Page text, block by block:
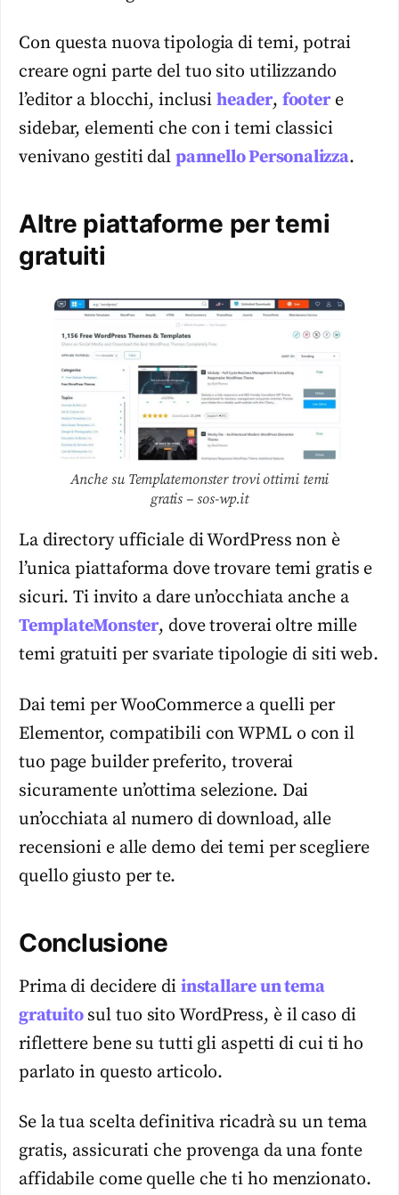
Con questa nuova tipologia di temi, potrai
creare ogni parte del tuo sito utilizzando
l’editor a blocchi, inclusiheader, footere
sidebar, elementi che con i temi classici
venivano gestiti dal pannello Personalizza.
Altre piattaforme per temi
gratuiti
Anche su Templatemonster trovi ottimi temi
gratis – sos-wp.it
La directory ufficiale di WordPress non è
l’unica piattaforma dove trovare temi gratis e
sicuri. Ti invito a dare un’occhiata anche a
TemplateMonster, dove troverai oltre mille
temi gratuiti per svariate tipologie di siti web.
Dai temi per WooCommerce a quelli per
Elementor, compatibili con WPML o con il
tuo page builder preferito, troverai
sicuramente un’ottima selezione. Dai
un’occhiata al numero di download, alle
recensioni e alle demo dei temi per scegliere
quello giusto per te.
Conclusione
Prima di decidere di installare un tema
gratuitosul tuo sito WordPress, è il caso di
riflettere bene su tutti gli aspetti di cui ti ho
parlato in questo articolo.
Se la tua scelta definitiva ricadrà su un tema
gratis, assicurati che provenga da una fonte
affidabile come quelle che ti ho menzionato.